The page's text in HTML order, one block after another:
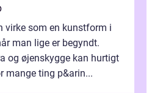
virke som en kunstform i
man lige er begyndt.
og øjenskygge kan hurtigt
mange ting p&arin...